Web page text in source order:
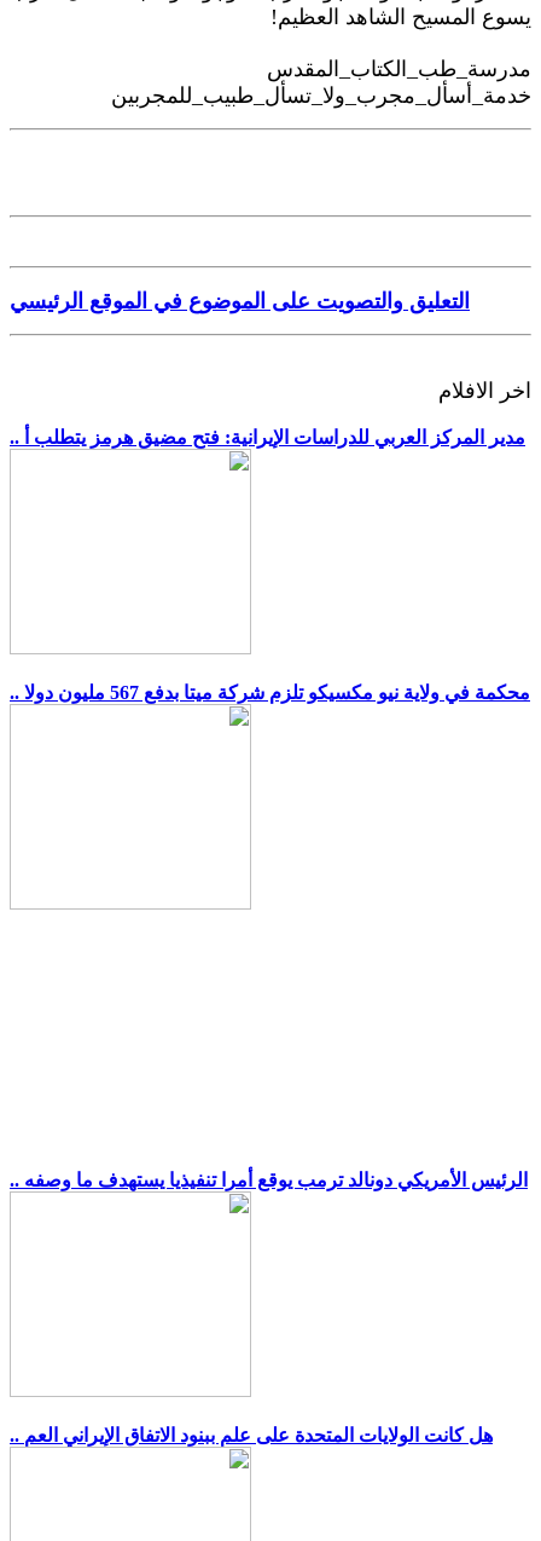
يسوع المسيح الشاهد العظيم!
مدرسة_طب_الكتاب_المقدس
خدمة_أسأل_مجرب_ولا_تسأل_طبيب_للمجربين
التعليق والتصويت على الموضوع في الموقع الرئيسي
اخر الافلام
.. مدير المركز العربي للدراسات الإيرانية: فتح مضيق هرمز يتطلب أ
.. محكمة في ولاية نيو مكسيكو تلزم شركة ميتا بدفع 567 مليون دولا
.. الرئيس الأمريكي دونالد ترمب يوقع أمرا تنفيذيا يستهدف ما وصفه
.. هل كانت الولايات المتحدة على علم ببنود الاتفاق الإيراني العم